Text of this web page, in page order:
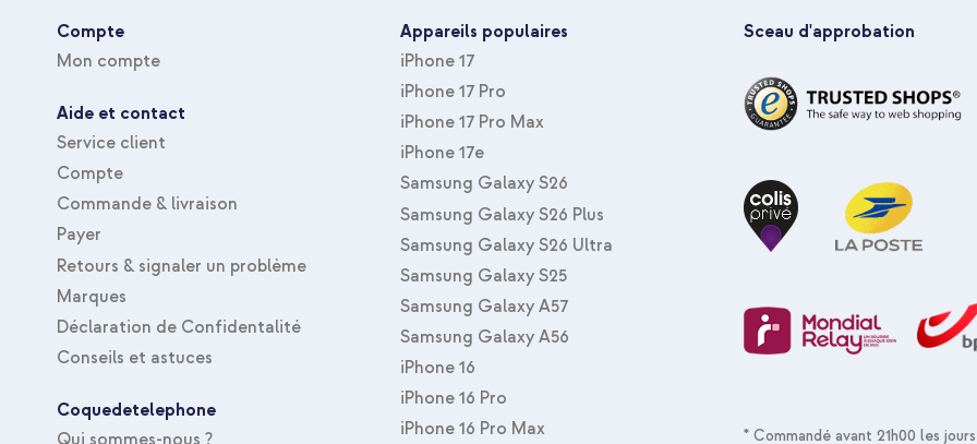
Compte
Mon compte
Aide et contact
Service client
Compte
Commande & livraison
Payer
Retours & signaler un problème
Marques
Déclaration de Confidentalité
Conseils et astuces
Coquedetelephone
Qui sommes-nous ?
Appareils populaires
iPhone 17
iPhone 17 Pro
iPhone 17 Pro Max
iPhone 17e
Samsung Galaxy S26
Samsung Galaxy S26 Plus
Samsung Galaxy S26 Ultra
Samsung Galaxy S25
Samsung Galaxy A57
Samsung Galaxy A56
iPhone 16
iPhone 16 Pro
iPhone 16 Pro Max
Sceau d'approbation
* Commandé avant 21h00 les